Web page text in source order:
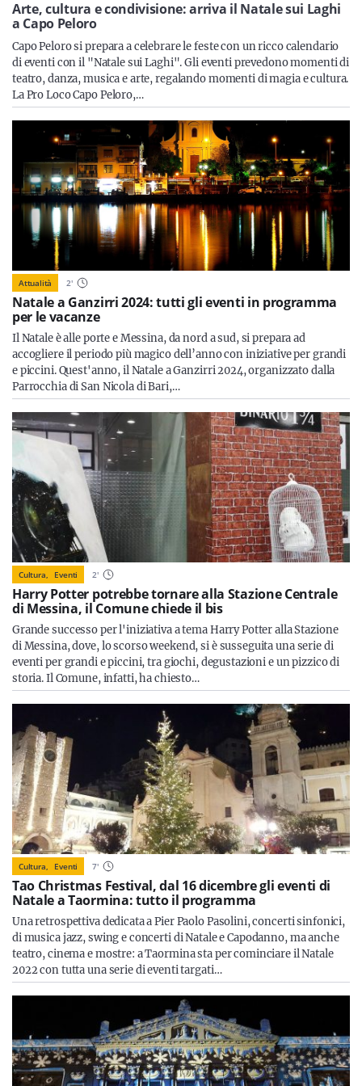
Servizi
Resta sempre aggiornato con le ultime news, iscriviti alla
nostra newsletter
Iscriviti
Arte, cultura e condivisione: arriva il Natale sui Laghi
a Capo Peloro
Capo Peloro si prepara a celebrare le feste con un ricco calendario
di eventi con il "Natale sui Laghi". Gli eventi prevedono momenti di
teatro, danza, musica e arte, regalando momenti di magia e cultura.
La Pro Loco Capo Peloro,…
Attualità 2'
Natale a Ganzirri 2024: tutti gli eventi in programma
per le vacanze
Il Natale è alle porte e Messina, da nord a sud, si prepara ad
accogliere il periodo più magico dell’anno con iniziative per grandi
e piccini. Quest'anno, il Natale a Ganzirri 2024, organizzato dalla
Parrocchia di San Nicola di Bari,…
Cultura, Eventi 2'
Harry Potter potrebbe tornare alla Stazione Centrale
di Messina, il Comune chiede il bis
Grande successo per l'iniziativa a tema Harry Potter alla Stazione
di Messina, dove, lo scorso weekend, si è susseguita una serie di
eventi per grandi e piccini, tra giochi, degustazioni e un pizzico di
storia. Il Comune, infatti, ha chiesto…
Cultura, Eventi 7'
Tao Christmas Festival, dal 16 dicembre gli eventi di
Natale a Taormina: tutto il programma
Una retrospettiva dedicata a Pier Paolo Pasolini, concerti sinfonici,
di musica jazz, swing e concerti di Natale e Capodanno, ma anche
teatro, cinema e mostre: a Taormina sta per cominciare il Natale
2022 con tutta una serie di eventi targati…